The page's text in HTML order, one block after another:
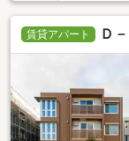
賃貸アパート Ｄ